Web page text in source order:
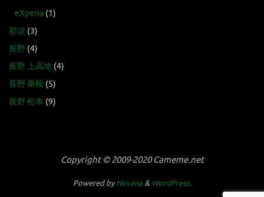
eXperia (1)
那須 (3)
長野 (4)
長野 上高地 (4)
長野 乗鞍 (5)
長野 松本 (9)
Copyright © 2009-2020 Cameme.net
Powered byNirvana& WordPress.